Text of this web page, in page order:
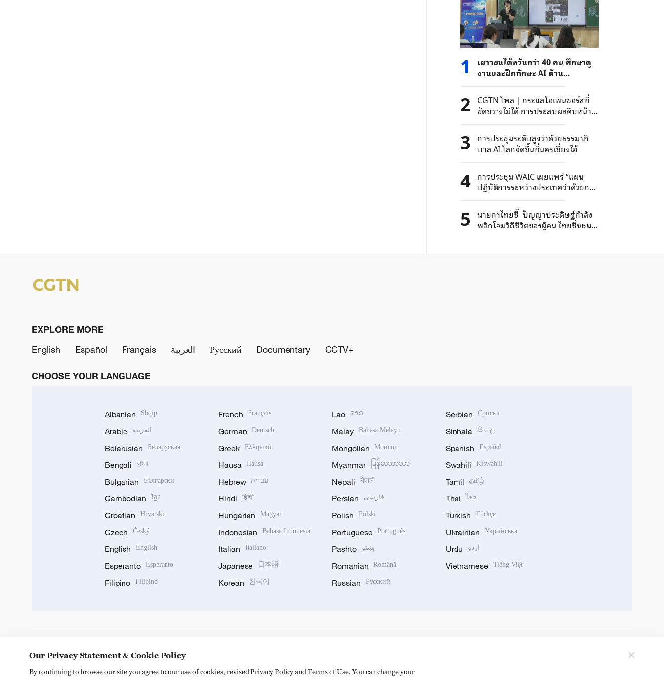
1
เยาวชนไต้หวันกว่า 40 คน ศึกษาดู
งานและฝึกทักษะ AI ด้าน
อีคอมเมิร์ซ ที่มณฑลฝูเจี้ยน
2 CGTN โพล｜กระแสโอเพนซอร์สที่
ขัดขวางไม่ได้ การประสบผลคืบหน้า
ด้านปัญญาประดิษฐ์ที่ไม่อาจปิดกั้น
3 การประชุมระดับสูงว่าด้วยธรรมาภิ
บาล AI โลกจัดขึ้นที่นครเซี่ยงไฮ้
4 การประชุม WAIC เผยแพร่ “แผน
ปฏิบัติการระหว่างประเทศว่าด้วยการ
ธรรมาภิบาลปัญญาประดิษฐ์”
5 นายกฯไทยชี้ ปัญญาประดิษฐ์กำลัง
พลิกโฉมวิถีชีวิตของผู้คน ไทยชื่นชม
EXPLORE MORE
English
Español Français العربية Русский Documentary CCTV+
CHOOSE YOUR LANGUAGE
Albanian Shqip
Arabic العربية
Belarusian Беларуская
Bengali বাংলা
Bulgarian Български
Cambodian ខ្មែរ
Croatian Hrvatski
Czech Český
English English
Esperanto Esperanto
Filipino Filipino
French Français
German Deutsch
Greek Ελληνικά
Hausa Hausa
Hebrew עברית
Hindi हिन्दी
Hungarian Magyar
Indonesian Bahasa Indonesia
Italian Italiano
Japanese 日本語
Korean 한국어
Lao ລາວ
Malay Bahasa Melayu
Mongolian Монгол
Myanmar မြန်မာဘာသာ
Nepali नेपाली
Persian فارسی
Polish Polski
Portuguese Português
Pashto پښتو
Romanian Română
Russian Русский
Serbian Српски
Sinhala සිංහල
Spanish Español
Swahili Kiswahili
Tamil தமிழ்
Thai ไทย
Turkish Türkçe
Ukrainian Українська
Urdu اردو
Vietnamese Tiếng Việt
Our Privacy Statement & Cookie Policy
By continuing to browse our site you agree to our use of cookies, revised Privacy Policy and Terms of Use. You can change your